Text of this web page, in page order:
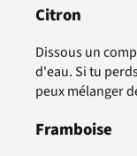
Citron
Dissous un
d'eau. Si tu
peux mélanger
Framboise